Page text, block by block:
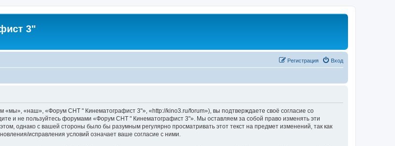
3"
Вход
Регистрация
«наш», «Форум СНТ " Кинематографист 3"», «http://kino3.ru/forum»), вы подтверждаете своё согласие со
и не пользуйтесь форумами «Форум СНТ " Кинематографист 3"». Мы оставляем за собой право изменять эти
однако с вашей стороны было бы разумным регулярно просматривать этот текст на предмет изменений, так как
исправления условий означает ваше согласие с ними.